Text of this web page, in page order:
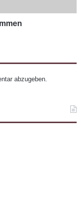
abzugeben.